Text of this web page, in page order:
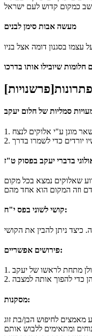
מעשה אבות סימן לבנים
קושי לשוני בפס י"ח:
פירושים אפשריים:
מסקנות: